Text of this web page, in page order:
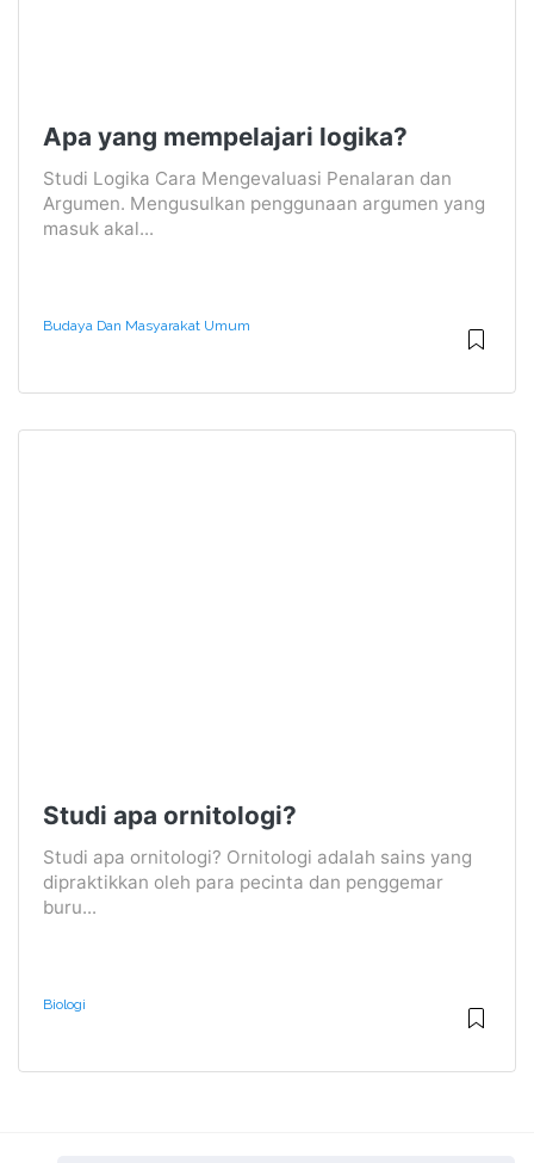
Apa yang mempelajari logika?
Studi Logika Cara Mengevaluasi Penalaran dan
Argumen. Mengusulkan penggunaan argumen yang
masuk akal...
Budaya Dan Masyarakat Umum
Studi apa ornitologi?
Studi apa ornitologi? Ornitologi adalah sains yang
dipraktikkan oleh para pecinta dan penggemar
buru...
Biologi